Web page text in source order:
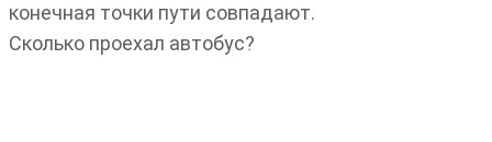
конечная точки пути совпадают.
Сколько проехал автобус?